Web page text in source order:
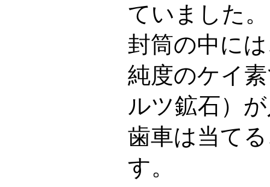
ていました。
封筒の中に
純度のケイ
ルツ鉱石）
歯車は当て
す。